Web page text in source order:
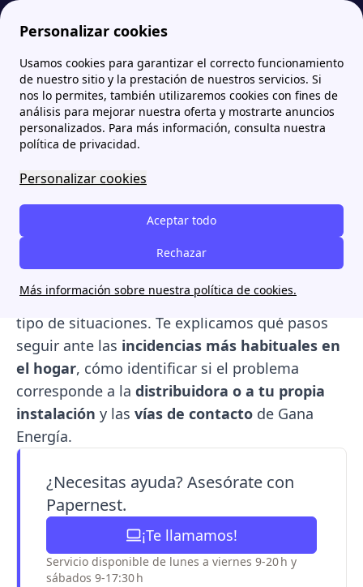
Personalizar cookies
Usamos cookies para garantizar el correcto funcionamiento
de nuestro sitio y la prestación de nuestros servicios. Si
nos lo permites, también utilizaremos cookies con fines de
análisis para mejorar nuestra oferta y mostrarte anuncios
personalizados. Para más información, consulta nuestra
política de privacidad.
Personalizar cookies
Aceptar todo
Rechazar
Más información sobre nuestra política de cookies.
Papernest.es Gana Energía: tarifas, contacto y opiniones de clientes ¿Qué hacer frente a una avería con Gana Energía? Teléfono y vías de contacto
¿Qué hacer frente a una
avería con Gana Energía?
Teléfono y vías de contacto
Unaavería de luz o gaspuede surgir en
cualquier momento, por lo que es fundamental
cómo actuar y a quién acudir
con unteléfono específicopara gestionar este
tipo de situaciones. Te explicamos qué pasos
seguir ante las incidencias más habituales en
el hogar, cómo identificar si el problema
corresponde a la distribuidora o a tu propia
instalación y las vías de contacto de Gana
Energía.
¿Necesitas ayuda? Asesórate con
Papernest.
¡Te llamamos!
Servicio disponible de lunes a viernes 9-20 h y
sábados 9-17:30 h